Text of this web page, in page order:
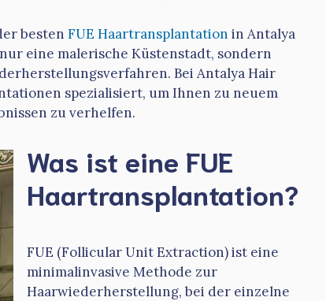
besten FUE Haartransplantation in Antalya
eine malerische Küstenstadt, sondern
Bei Antalya Hair
spezialisiert, um Ihnen zu neuem
zu verhelfen.
Was ist eine FUE
Haartransplantation?
FUE (Follicular Unit Extraction) ist eine
minimalinvasive Methode zur
Haarwiederherstellung, bei der einzelne